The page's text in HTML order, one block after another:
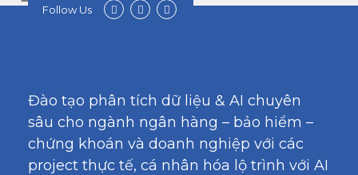
Follow Us
Đào tạo phân tích dữ liệu & AI chuyên
sâu cho ngành ngân hàng – bảo hiểm –
chứng khoán và doanh nghiệp với các
project thực tế, cá nhân hóa lộ trình với AI